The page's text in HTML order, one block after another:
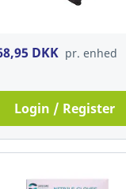
DKK pr. enhed
Login / Register